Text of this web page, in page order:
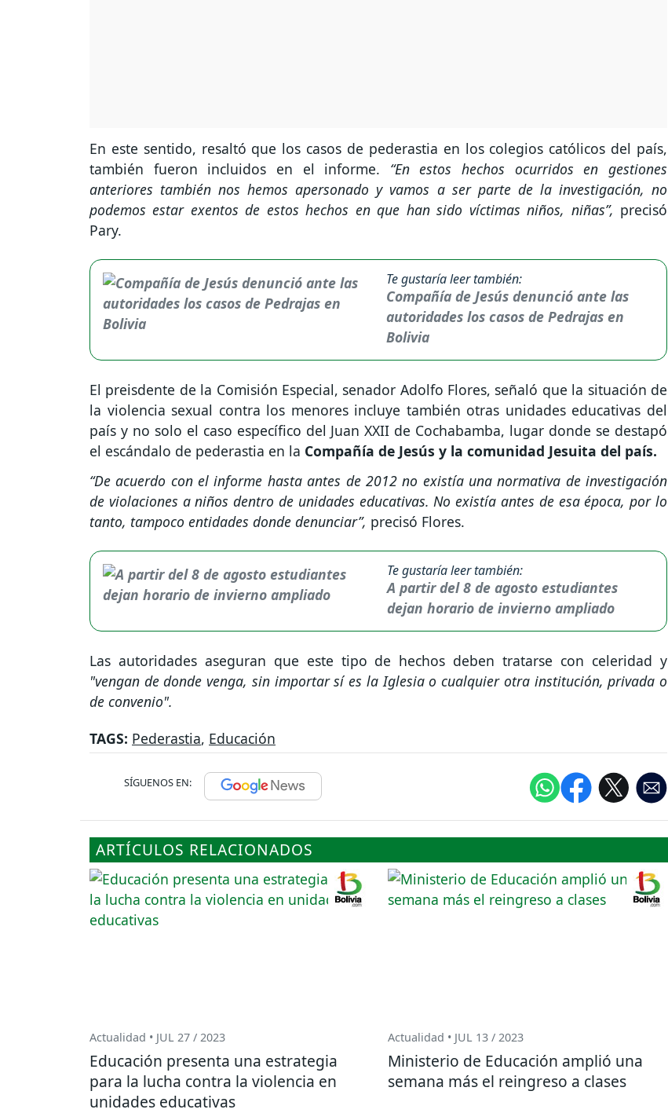
En este sentido, resaltó que los casos de pederastia en los colegios católicos del país,
también fueron incluidos en el informe. “En estos hechos ocurridos en gestiones
anteriores también nos hemos apersonado y vamos a ser parte de la investigación, no
podemos estar exentos de estos hechos en que han sido víctimas niños, niñas”, precisó
Pary.
Te gustaría leer también:
Compañía de Jesús denunció ante las
autoridades los casos de Pedrajas en
Bolivia
El preisdente de la Comisión Especial, senador Adolfo Flores, señaló que la situación de
la violencia sexual contra los menores incluye también otras unidades educativas del
país y no solo el caso específico del Juan XXII de Cochabamba, lugar donde se destapó
el escándalo de pederastia en la Compañía de Jesús y la comunidad Jesuita del país.
“De acuerdo con el informe hasta antes de 2012 no existía una normativa de investigación
de violaciones a niños dentro de unidades educativas. No existía antes de esa época, por lo
tanto, tampoco entidades donde denunciar”, precisó Flores.
Te gustaría leer también:
A partir del 8 de agosto estudiantes
dejan horario de invierno ampliado
Las autoridades aseguran que este tipo de hechos deben tratarse con celeridad y
"vengan de donde venga, sin importar sí es la Iglesia o cualquier otra institución, privada o
de convenio".
TAGS: Pederastia, Educación
SÍGUENOS EN:
ARTÍCULOS RELACIONADOS
Actualidad • JUL 27 / 2023
Educación presenta una estrategia
para la lucha contra la violencia en
unidades educativas
Actualidad • JUL 13 / 2023
Ministerio de Educación amplió una
semana más el reingreso a clases